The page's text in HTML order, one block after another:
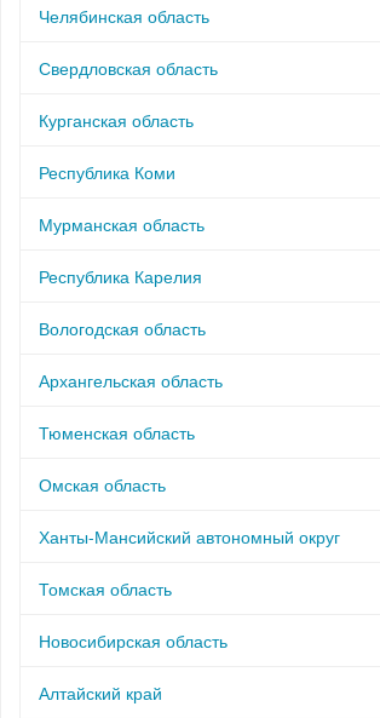
Челябинская область
Свердловская область
Курганская область
Республика Коми
Мурманская область
Республика Карелия
Вологодская область
Архангельская область
Тюменская область
Омская область
Ханты-Мансийский автономный округ
Томская область
Новосибирская область
Алтайский край